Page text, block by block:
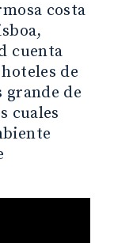
costa
cuenta
de
grande de
cuales